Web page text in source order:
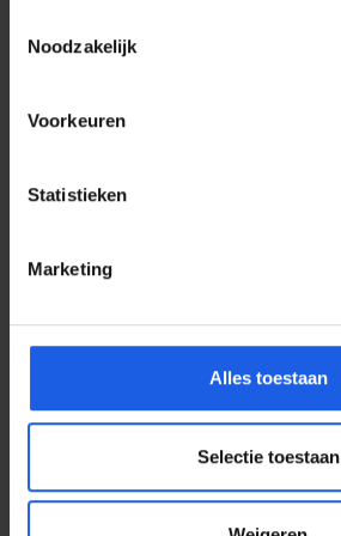
Noodzakelijk
Voorkeuren
Statistieken
Marketing
Alles toestaan
Selectie toestaan
Klik&Klaar modemhoes green
1-2-3 deal